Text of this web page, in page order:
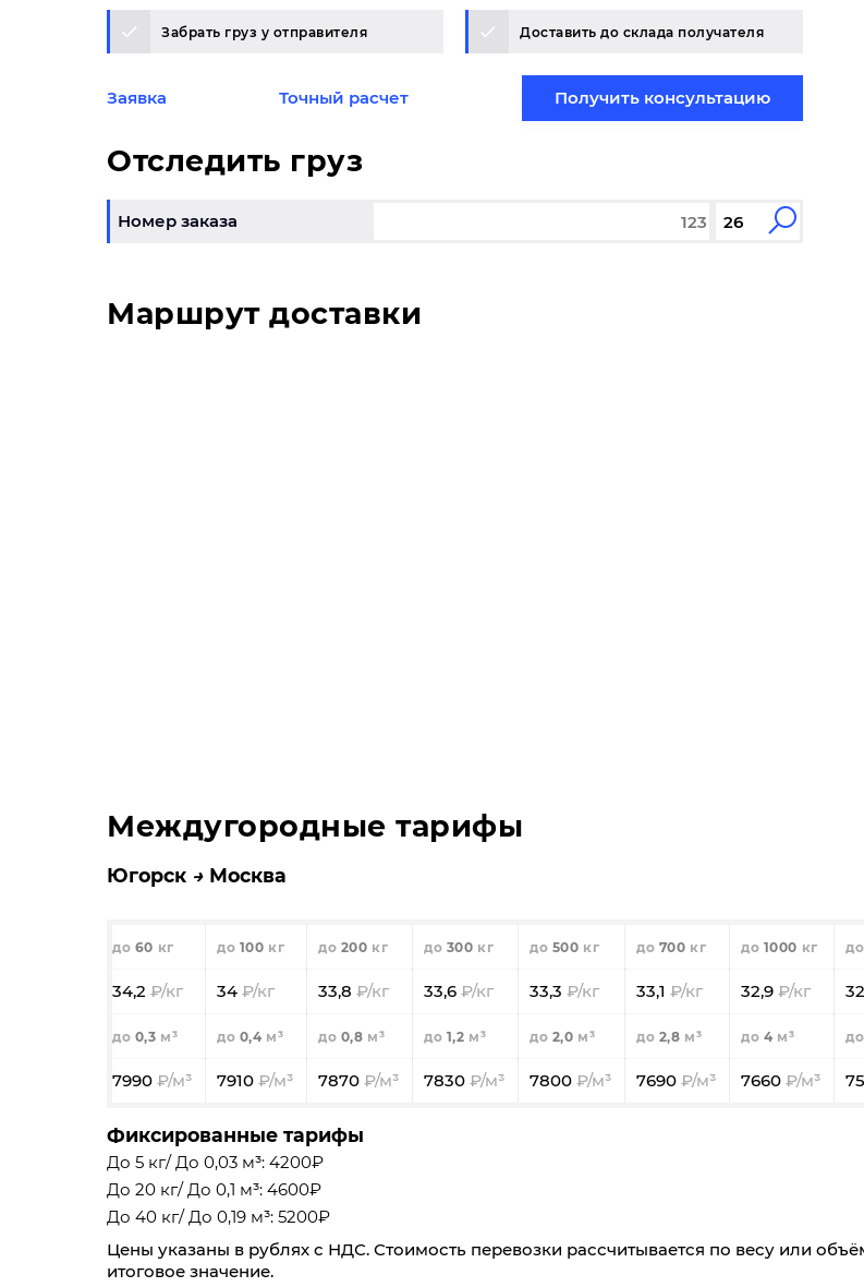
Забрать груз у отправителя Доставить до склада получателя
Заявка Точный расчет Получить консультацию
Отследить груз
Номер заказа
Маршрут доставки
Междугородные тарифы
Югорск Москва
60 100 200 300 500 700 1000
34,2 34 33,8 33,6 33,3 33,1 32,9
0,3 0,4 0,8 1,2 2,0 2,8 4
7990 7910 7870 7830 7800 7690 7660
Фиксированные тарифы
До 5 кг/ До 0,03 м³: 4200₽
До 20 кг/ До 0,1 м³: 4600₽
До 40 кг/ До 0,19 м³: 5200₽
Цены указаны в рублях с НДС. Стоимость перевозки рассчитывается по весу или
итоговое значение.